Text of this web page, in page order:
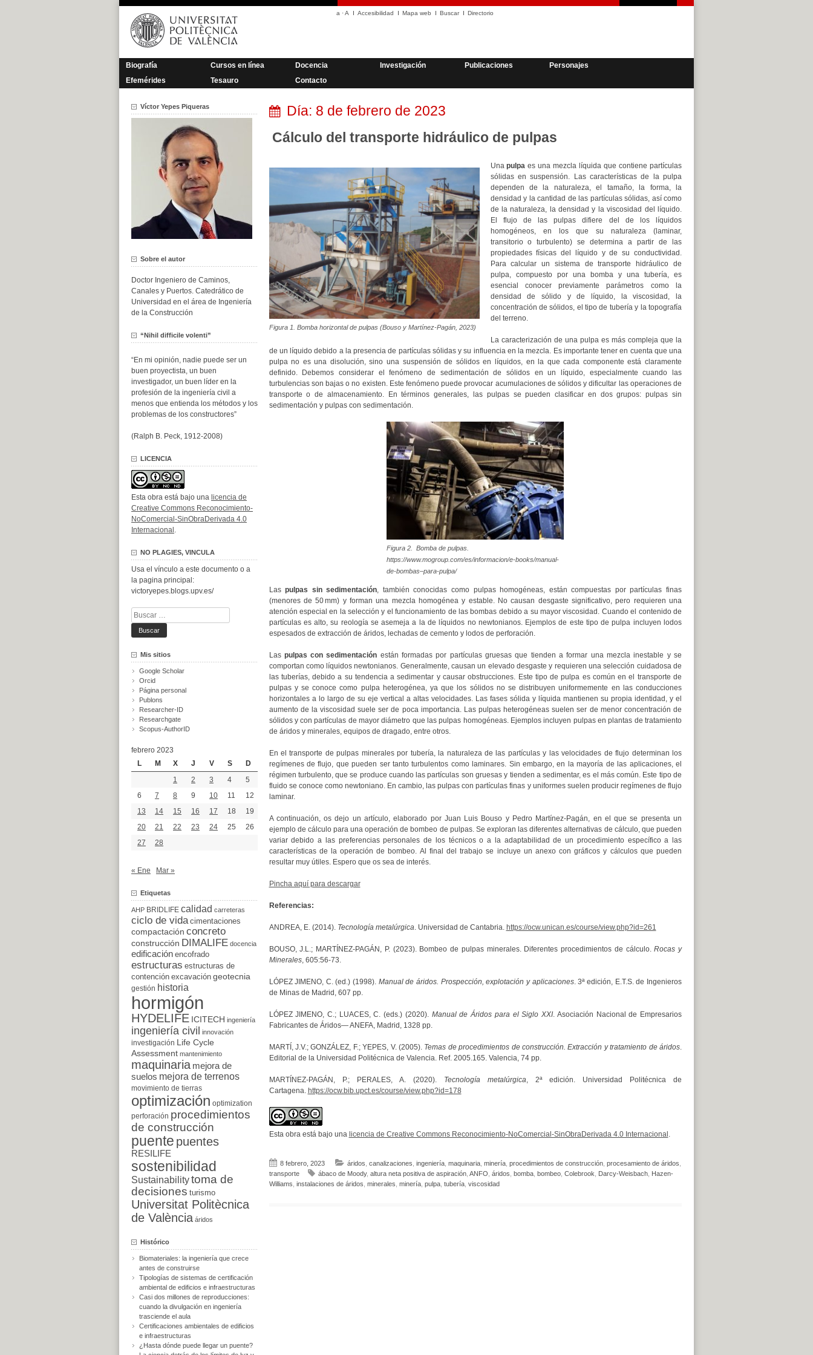
Saltar
contenido
a ·A Accesibilidad Mapa web Buscar Directorio
Biografía Cursos en línea Docencia Investigación Publicaciones
Personajes
Efemérides
Tesauro Contacto
Día: 8 de febrero de 2023
Cálculo del transporte hidráulico de pulpas
Figura 1. Bomba horizontal de pulpas (Bouso y Martínez-Pagán, 2023)
Unapulpa es una mezcla líquida que contiene partículas
sólidas en suspensión. Las características de la pulpa
dependen de la naturaleza, el tamaño, la forma, la
densidad y la cantidad de las partículas sólidas, así como
de la naturaleza, la densidad y la viscosidad del líquido.
El flujo de las pulpas difiere del de los líquidos
homogéneos, en los que su naturaleza (laminar,
transitorio o turbulento) se determina a partir de las
propiedades físicas del líquido y de su conductividad.
Para calcular un sistema de transporte hidráulico de
pulpa, compuesto por una bomba y una tubería, es
esencial conocer previamente parámetros como la
densidad de sólido y de líquido, la viscosidad, la
concentración de sólidos, el tipo de tubería y la topografía
del terreno.
La caracterización de una pulpa es más compleja que la
de un líquido debido a la presencia de partículas sólidas y su influencia en la mezcla. Es importante tener en cuenta que una
pulpa no es una disolución, sino una suspensión de sólidos en líquidos, en la que cada componente está claramente
definido. Debemos considerar el fenómeno de sedimentación de sólidos en un líquido, especialmente cuando las
turbulencias son bajas o no existen. Este fenómeno puede provocar acumulaciones de sólidos y dificultar las operaciones de
transporte o de almacenamiento. En términos generales, las pulpas se pueden clasificar en dos grupos: pulpas sin
sedimentación y pulpas con sedimentación.
Figura 2. Bomba de pulpas.
https://www.mogroup.com/es/informacion/e-books/manual-
de-bombas–para-pulpa/
Laspulpas sin sedimentación, también conocidas como pulpas homogéneas, están compuestas por partículas finas
(menores de 50 mm) y forman una mezcla homogénea y estable. No causan desgaste significativo, pero requieren una
atención especial en la selección y el funcionamiento de las bombas debido a su mayor viscosidad. Cuando el contenido de
partículas es alto, su reología se asemeja a la de líquidos no newtonianos. Ejemplos de este tipo de pulpa incluyen lodos
espesados de extracción de áridos, lechadas de cemento y lodos de perforación.
Las pulpas con sedimentación están formadas por partículas gruesas que tienden a formar una mezcla inestable y se
comportan como líquidos newtonianos. Generalmente, causan un elevado desgaste y requieren una selección cuidadosa de
las tuberías, debido a su tendencia a sedimentar y causar obstrucciones. Este tipo de pulpa es común en el transporte de
pulpas y se conoce como pulpa heterogénea, ya que los sólidos no se distribuyen uniformemente en las conducciones
horizontales a lo largo de su eje vertical a altas velocidades. Las fases sólida y líquida mantienen su propia identidad, y el
aumento de la viscosidad suele ser de poca importancia. Las pulpas heterogéneas suelen ser de menor concentración de
sólidos y con partículas de mayor diámetro que las pulpas homogéneas. Ejemplos incluyen pulpas en plantas de tratamiento
de áridos y minerales, equipos de dragado, entre otros.
En el transporte de pulpas minerales por tubería, la naturaleza de las partículas y las velocidades de flujo determinan los
regímenes de flujo, que pueden ser tanto turbulentos como laminares. Sin embargo, en la mayoría de las aplicaciones, el
régimen turbulento, que se produce cuando las partículas son gruesas y tienden a sedimentar, es el más común. Este tipo de
fluido se conoce como newtoniano. En cambio, las pulpas con partículas finas y uniformes suelen producir regímenes de flujo
laminar.
A continuación, os dejo un artículo, elaborado por Juan Luis Bouso y Pedro Martínez-Pagán, en el que se presenta un
ejemplo de cálculo para una operación de bombeo de pulpas. Se exploran las diferentes alternativas de cálculo, que pueden
variar debido a las preferencias personales de los técnicos o a la adaptabilidad de un procedimiento específico a las
características de la operación de bombeo. Al final del trabajo se incluye un anexo con gráficos y cálculos que pueden
resultar muy útiles. Espero que os sea de interés.
Pincha aquí para descargar
Referencias:
ANDREA, E. (2014). Tecnología metalúrgica. Universidad de Cantabria. https://ocw.unican.es/course/view.php?id=261
BOUSO, J.L.; MARTÍNEZ-PAGÁN, P. (2023). Bombeo de pulpas minerales. Diferentes procedimientos de cálculo.Rocas y
Minerales, 605:56-73.
LÓPEZ JIMENO, C. (ed.) (1998). Manual de áridos. Prospección, explotación y aplicaciones. 3ª edición, E.T.S. de Ingenieros
de Minas de Madrid, 607 pp.
LÓPEZ JIMENO, C.; LUACES, C. (eds.) (2020). Manual de Áridos para el Siglo XXI. Asociación Nacional de Empresarios
Fabricantes de Áridos— ANEFA, Madrid, 1328 pp.
MARTÍ, J.V.; GONZÁLEZ, F.; YEPES, V. (2005). Temas de procedimientos de construcción. Extracción y tratamiento de áridos.
Editorial de la Universidad Politécnica de Valencia. Ref. 2005.165. Valencia, 74 pp.
MARTÍNEZ-PAGÁN, P.; PERALES, A. (2020). Tecnología metalúrgica, 2ª edición. Universidad Politécnica de
Cartagena. https://ocw.bib.upct.es/course/view.php?id=178
Esta obra está bajo una licencia de Creative Commons Reconocimiento-NoComercial-SinObraDerivada 4.0 Internacional .
8 febrero, 2023 áridos canalizaciones ingeniería, maquinaria, minería, procedimientos de construcción, procesamiento de áridos
transporte
ábaco de Moody, altura neta positiva de aspiración, ANFO áridos bomba, bombeo, Colebrook Darcy-Weisbach, Hazen-
Williams instalaciones de áridos minerales minería, pulpa, tubería, viscosidad
Víctor Yepes Piqueras
Sobre el autor
Doctor Ingeniero de Caminos,
Canales y Puertos. Catedrático de
Universidad en el área de Ingeniería
de la Construcción
“Nihil difficile volenti”
“En mi opinión, nadie puede ser un
buen proyectista, un buen
investigador, un buen líder en la
profesión de la ingeniería civil a
menos que entienda los métodos y los
problemas de los constructores”
(Ralph B. Peck, 1912-2008)
LICENCIA
Esta obra está bajo una licencia de
Creative Commons Reconocimiento-
NoComercial-SinObraDerivada 4.0
Internacional .
NO PLAGIES, VINCULA
Usa el vínculo a este documento o a
la pagina principal:
victoryepes.blogs.upv.es/
Buscar:
Mis sitios
Google Scholar
Orcid
Página personal
Publons
Researcher-ID
Researchgate
Scopus-AuthorID
febrero 2023
L
M X J V S
D
1
2 3 4
5
6
7 8 9 10 11
12
13
14 15 16 17 18
19
20
21 22 23 24 25
26
27
28
« Ene Mar »
Etiquetas
AHP BRIDLIFE calidad carreteras
ciclo de vida cimentaciones
compactación concreto
construcción DIMALIFE docencia
edificación encofrado
estructuras estructuras de
contención excavación geotecnia
gestión historia
hormigón
HYDELIFE ICITECH ingeniería
ingeniería civil innovación
investigación
Life Cycle
Assessment mantenimiento
maquinaria mejora de
suelos mejora de terrenos
movimiento de tierras
optimización optimization
perforación procedimientos
de construcción
puente puentes
RESILIFE
sostenibilidad
Sustainabilitytoma de
decisiones turismo
Universitat Politècnica
de València áridos
Histórico
Biomateriales: la ingeniería que crece
antes de construirse
Tipologías de sistemas de certificación
ambiental de edificios e infraestructuras
Casi dos millones de reproducciones:
cuando la divulgación en ingeniería
trasciende el aula
Certificaciones ambientales de edificios
e infraestructuras
¿Hasta dónde puede llegar un puente?